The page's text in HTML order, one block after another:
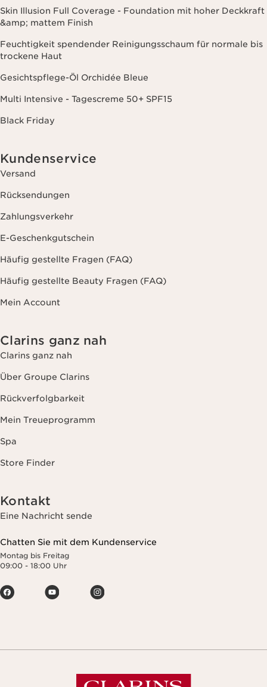
Skin Illusion Full Coverage - Foundation mit hoher Deckkraft
&amp; mattem Finish
Feuchtigkeit spendender Reinigungsschaum für normale bis
trockene Haut
Gesichtspflege-Öl Orchidée Bleue
Multi Intensive - Tagescreme 50+ SPF15
Black Friday
Kundenservice
Versand
Rücksendungen
Zahlungsverkehr
E-Geschenkgutschein
Häufig gestellte Fragen (FAQ)
Häufig gestellte Beauty Fragen (FAQ)
Mein Account
Clarins ganz nah
Clarins ganz nah
Über Groupe Clarins
Rückverfolgbarkeit
Mein Treueprogramm
Spa
Store Finder
Kontakt
Eine Nachricht sende
Chatten Sie mit dem Kundenservice
Montag bis Freitag
09:00 - 18:00 Uhr